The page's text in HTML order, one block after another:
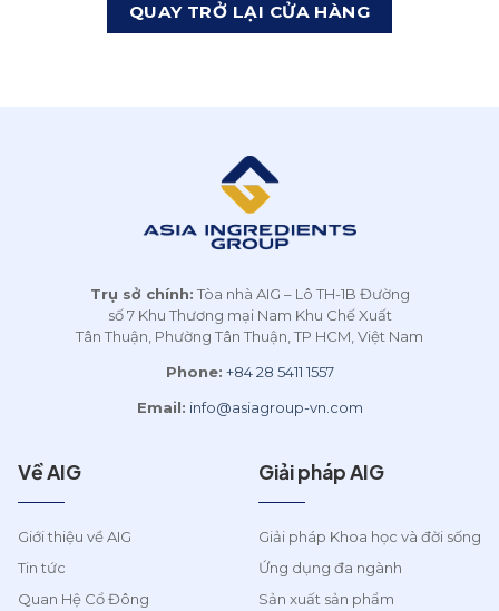
QUAY TRỞ LẠI CỬA HÀNG
Trụ sở chính:Tòa nhà AIG – Lô TH-1B Đường
số 7 Khu Thương mại Nam Khu Chế Xuất
Tân Thuận, Phường Tân Thuận, TP HCM, Việt Nam
Phone: +84 28 5411 1557
Email: info@asiagroup-vn.com
Về AIG
Giới thiệu về AIG
Tin tức
Quan Hệ Cổ Đông
Giải pháp AIG
Giải pháp Khoa học và đời sống
Ứng dụng đa ngành
Sản xuất sản phẩm